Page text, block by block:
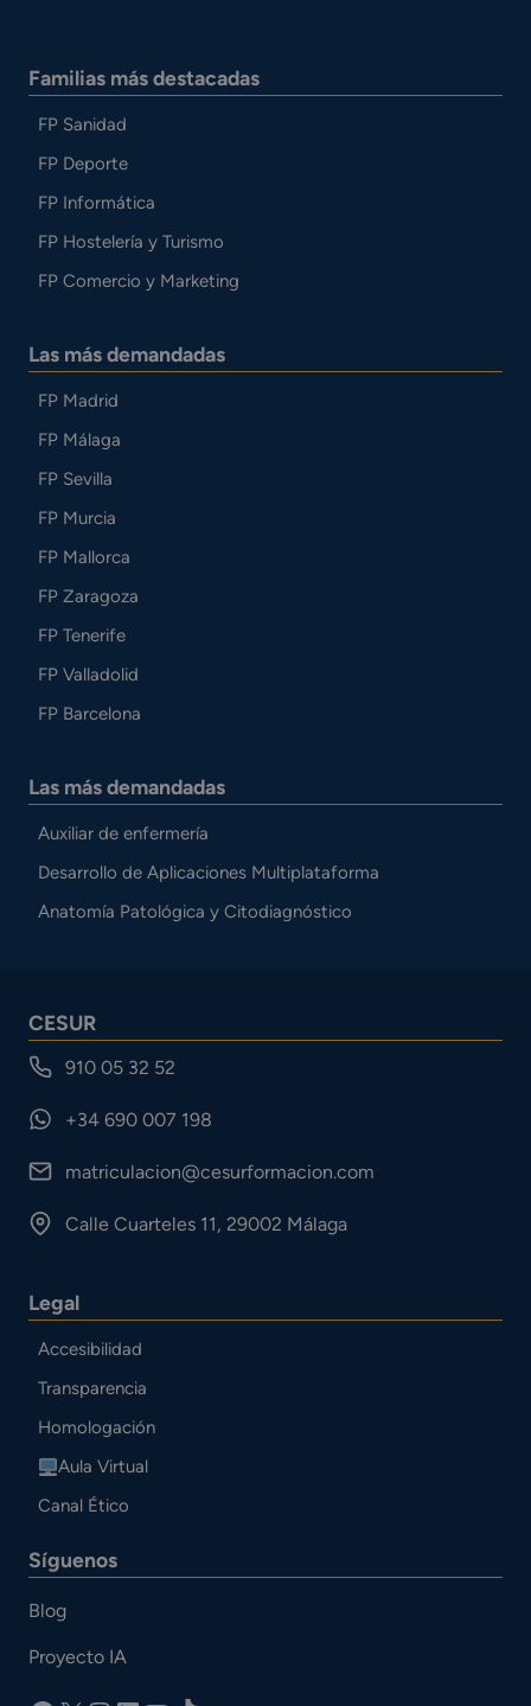
Familias más destacadas
FP Sanidad
FP Deporte
FP Informática
FP Hostelería y Turismo
FP Comercio y Marketing
Las más demandadas
FP Madrid
FP Málaga
FP Sevilla
FP Murcia
FP Mallorca
FP Zaragoza
FP Tenerife
FP Valladolid
FP Barcelona
Las más demandadas
Auxiliar de enfermería
Desarrollo de Aplicaciones Multiplataforma
Anatomía Patológica y Citodiagnóstico
CESUR
910 05 32 52
+34 690 007 198
matriculacion@cesurformacion.com
Calle Cuarteles 11, 29002 Málaga
Legal
Accesibilidad
Transparencia
Homologación
Aula Virtual
Canal Ético
Síguenos
Blog
Proyecto IA